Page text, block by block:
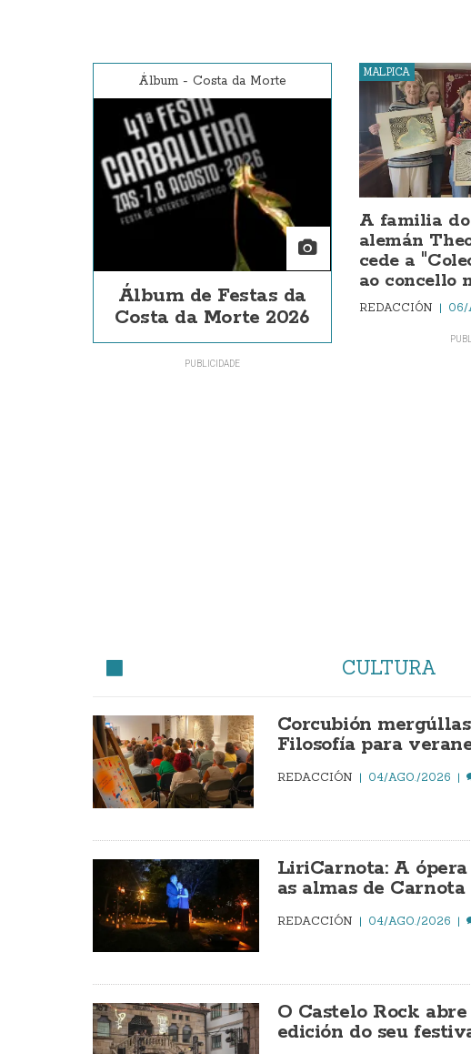
Álbum - Costa da Morte
Álbum de Festas da
Costa da Morte 2026
MALPICA
A familia
alemán
cede a
ao concello
REDACCIÓN 06/
CULTURA
Corcubión
Filosofía para
REDACCIÓN 04/AGO./2026
LiriCarnota: A
as almas de Carnota
REDACCIÓN 04/AGO./2026
O Castelo Rock
edición do seu